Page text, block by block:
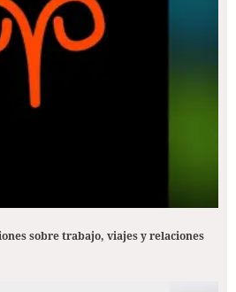
sobre trabajo, viajes y relaciones